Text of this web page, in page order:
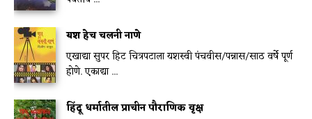
यश हेच चलनी नाणे
एखाद्या सुपर हिट चित्रपटाला यशस्वी पंचवीस/पन्नास/साठ वर्षे पूर्ण
होणे. एकाद्या ...
हिंदू धर्मातील प्राचीन पौराणिक वृक्ष